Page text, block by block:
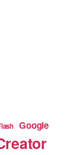
Google